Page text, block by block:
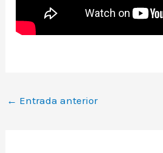
← Entrada anterior